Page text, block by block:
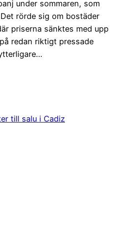
under sommaren, som
rörde sig om bostäder
priserna sänktes med upp
redan riktigt pressade